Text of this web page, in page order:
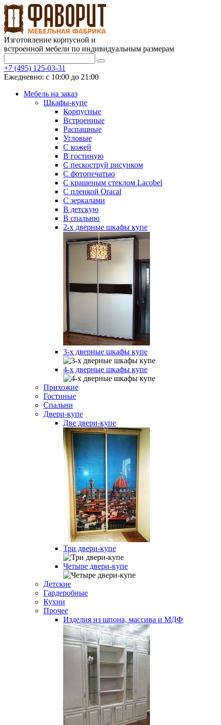
Изготовление корпусной и
встроенной мебели по индивидуальным размерам
+7 (495) 125-03-31
Ежедневно: с 10:00 до 21:00
Мебель на заказ
Шкафы-купе
Корпусные
Встроенные
Распашные
Угловые
С кожей
В гостиную
С пескоструй рисунком
С фотопечатью
С крашеным стеклом Lacobel
С пленкой Oracal
С зеркалами
В детскую
В спальню
2-х дверные шкафы купе
3-х дверные шкафы купе
4-х дверные шкафы купе
Прихожие
Гостиные
Спальни
Двери-купе
Две двери-купе
Три двери-купе
Четыре двери-купе
Детские
Гардеробные
Кухни
Прочее
Изделия из шпона, массива и МДФ